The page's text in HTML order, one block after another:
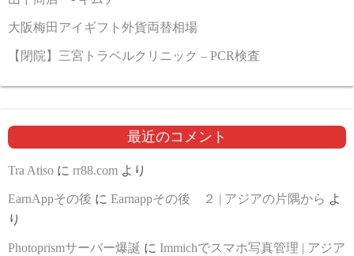
大阪梅田アイギフト外貨両替相場
【閉院】三宮トラベルクリニック – PCR検査
最近のコメント
Tra Atiso に rr88.com より
EarnAppその後 に Earnappその後 ２ | アジアの片隅から よ
り
Photoprismサーバー爆誕 に Immichでスマホ写真管理 | アジア